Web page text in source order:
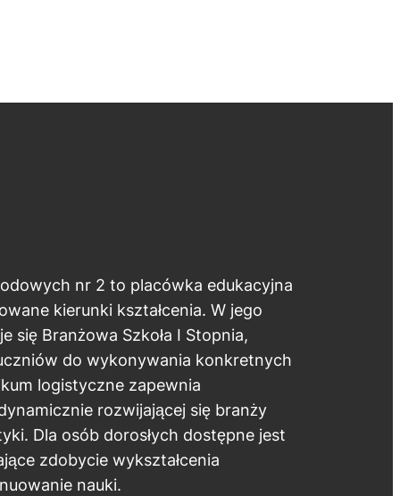
nr 2 to placówka edukacyjna
kierunki kształcenia. W jego
się Branżowa Szkoła I Stopnia,
do wykonywania konkretnych
logistyczne zapewnia
rozwijającej się branży
Dla osób dorosłych dostępne jest
zdobycie wykształcenia
nauki.